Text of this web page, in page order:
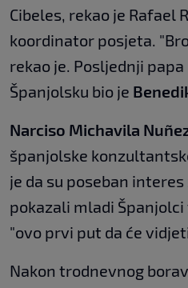
Cibeles, rekao je Rafael
koordinator posjeta.
rekao je. Posljednji
Španjolsku bio je
Narciso Michavila
španjolske
je da su poseban
pokazali mladi
"ovo prvi put da će
Nakon trodnevnog